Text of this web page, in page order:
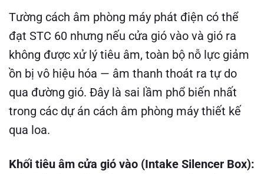
Tường cách âm phòng máy phát điện có thể
đạt STC 60 nhưng nếu cửa gió vào và gió ra
không được xử lý tiêu âm, toàn bộ nỗ lực giảm
ồn bị vô hiệu hóa — âm thanh thoát ra tự do
qua đường gió. Đây là sai lầm phổ biến nhất
trong các dự án cách âm phòng máy thiết kế
qua loa.
Khối tiêu âm cửa gió vào (Intake Silencer Box):